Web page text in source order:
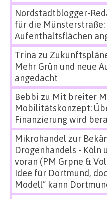
Nordstadtblogger-
für die Münsterstraße:
Aufenthaltsflächen
Trina zu
Mehr Grün und neue
angedacht
Bebbi zu Mit breiter
Mobilitätskonzept:
Finanzierung wird
Mikrohandel zur
Drogenhandels - Köln
voran (PM Grpne &
Idee für Dortmund,
Modell“ kann